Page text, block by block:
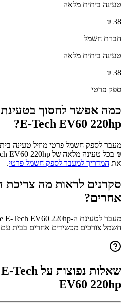
טעינה ביתית מלאה
38
₪
חברת חשמל
טעינה ביתית מלאה
38
₪
ספק פרטי
כמה אפשר לחסוך בטעינת
E-Tech EV60 220hp
?
מעבר לספק חשמל פרטי מוזיל טעינה ביתית ב-7%–21%,
₪ בכל טעינה מלאה של EV60 220hp
את המדריך למעבר לספק חשמל פרטי.
סקרנים לראות מה
אחרים?
מעבר לטעינת ה-E-Tech EV60 220hp
חשמל צורכים מכשירים אחרים בבית עם
שאלות נפוצות על Tech
EV60 220hp